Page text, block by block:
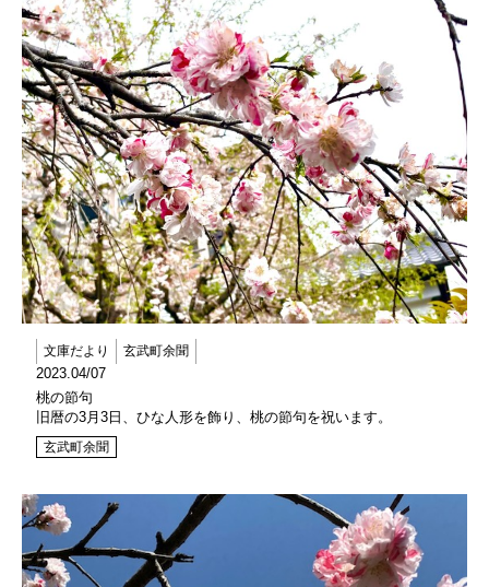
文庫だより 玄武町余聞
2023.04/07
桃の節句
旧暦の3月3日、ひな人形を飾り、桃の節句を祝います。
玄武町余聞